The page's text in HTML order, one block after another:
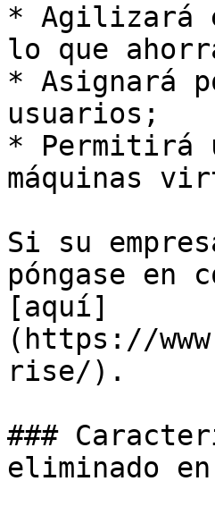
* Agilizará
lo que
* Asignará
usuarios;
* Permitirá
máquinas
Si su
póngase en
[aquí]
(https://
rise/).
###
eliminado